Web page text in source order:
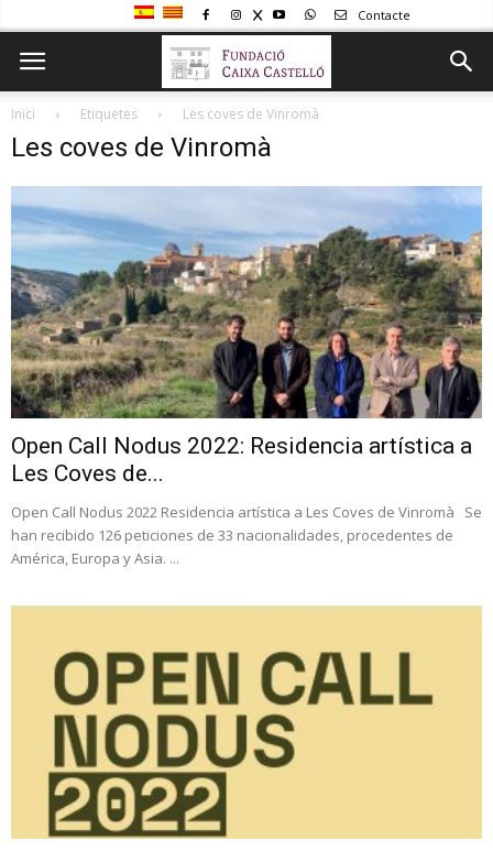
Contacte
Inici Etiquetes Les coves de Vinromà
Les coves de Vinromà
Open Call Nodus 2022: Residencia artística a
Les Coves de...
Open Call Nodus 2022 Residencia artística a Les Coves de Vinromà Se
han recibido 126 peticiones de 33 nacionalidades, procedentes de
América, Europa y Asia. ...